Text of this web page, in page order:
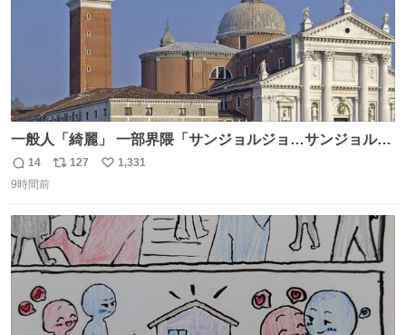
一般人「綺麗」 一部界隈「サンジョルジョ…サンジョルジ
ョマ…ジョルノジョバァーナ！！』
返
信
14
リ
ト
数
127
い
数
1,331
9時間前